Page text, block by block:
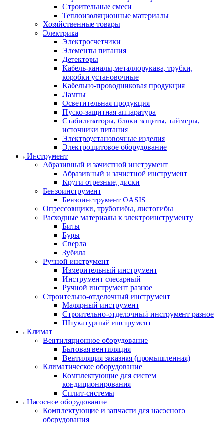
Строительные смеси
Теплоизоляционные материалы
Хозяйственные товары
Электрика
Электросчетчики
Элементы питания
Детекторы
Кабель-каналы,металлорукава, трубки,
коробки установочные
Кабельно-проводниковая продукция
Лампы
Осветительная продукция
Пуско-защитная аппаратура
Стабилизаторы, блоки защиты, таймеры,
источники питания
Электроустановочные изделия
Электрощитовое оборудование
Инструмент
Абразивный и зачистной инструмент
Абразивный и зачистной инструмент
Круги отрезные, диски
Бензоинструмент
Бензоинструмент OASIS
Опрессовщики, трубогибы, листогибы
Расходные материалы к электроинструменту
Биты
Буры
Сверла
Зубила
Ручной инструмент
Измерительный инструмент
Инструмент слесарный
Ручной инструмент разное
Строительно-отделочный инструмент
Малярный инструмент
Строительно-отделочный инструмент разное
Штукатурный инструмент
Климат
Вентиляционное оборудование
Бытовая вентиляция
Вентиляция заказная (промышленная)
Климатическое оборудование
Комплектующие для систем
кондиционирования
Сплит-системы
Насосное оборудование
Комплектующие и запчасти для насосного
оборудования